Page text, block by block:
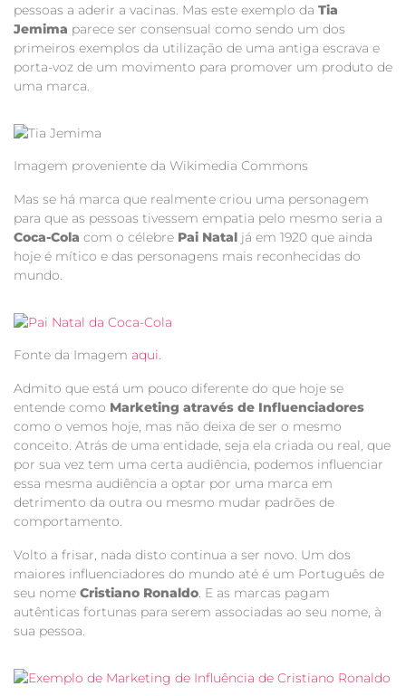
pessoas a aderir a vacinas. Mas este exemplo da Tia
Jemima parece ser consensual como sendo um dos
primeiros exemplos da utilização de uma antiga escrava e
porta-voz de um movimento para promover um produto de
uma marca.
Imagem proveniente da Wikimedia Commons
Mas se há marca que realmente criou uma personagem
para que as pessoas tivessem empatia pelo mesmo seria a
Coca-Cola com o célebre Pai Natal já em 1920 que ainda
hoje é mítico e das personagens mais reconhecidas do
mundo.
Fonte da Imagem aqui.
Admito que está um pouco diferente do que hoje se
entende como Marketing através de Influenciadores
como o vemos hoje, mas não deixa de ser o mesmo
conceito. Atrás de uma entidade, seja ela criada ou real, que
por sua vez tem uma certa audiência, podemos influenciar
essa mesma audiência a optar por uma marca em
detrimento da outra ou mesmo mudar padrões de
comportamento.
Volto a frisar, nada disto continua a ser novo. Um dos
maiores influenciadores do mundo até é um Português de
seu nome Cristiano Ronaldo. E as marcas pagam
autênticas fortunas para serem associadas ao seu nome, à
sua pessoa.